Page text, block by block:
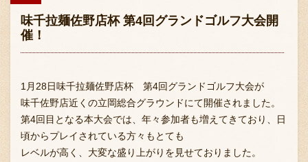
味千拉麺佐野店杯 第4回グランドゴルフ大会開
催！
1月28日味千拉麺佐野店杯 第4回グランドゴルフ大会が
味千佐野店近くの立岡総合グラウンドにて開催されました。
第4回目となる本大会では、年々参加者も増えてきており、日
頃からプレイされている方々もとても
レベルが高く、大変な盛り上がりを見せておりました。